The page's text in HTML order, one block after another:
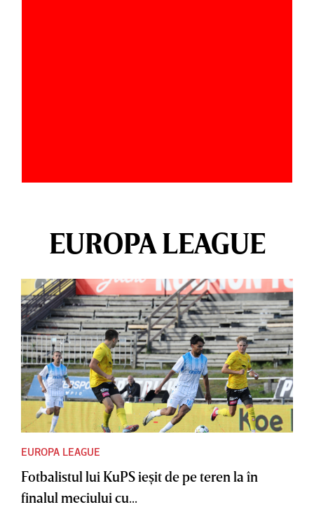
EUROPA LEAGUE
EUROPA LEAGUE
Fotbalistul lui KuPS ieşit de pe teren la în
finalul meciului cu...